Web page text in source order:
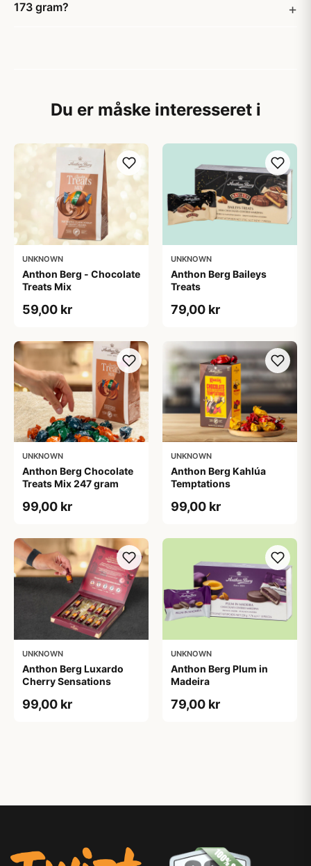
173 gram?
Du er måske interesseret i
UNKNOWN
Anthon Berg - Chocolate
Treats Mix
59,00 kr
UNKNOWN
Anthon Berg Baileys
Treats
79,00 kr
UNKNOWN
Anthon Berg Chocolate
Treats Mix 247 gram
99,00 kr
UNKNOWN
Anthon Berg Kahlúa
Temptations
99,00 kr
UNKNOWN
Anthon Berg Luxardo
Cherry Sensations
99,00 kr
UNKNOWN
Anthon Berg Plum in
Madeira
79,00 kr